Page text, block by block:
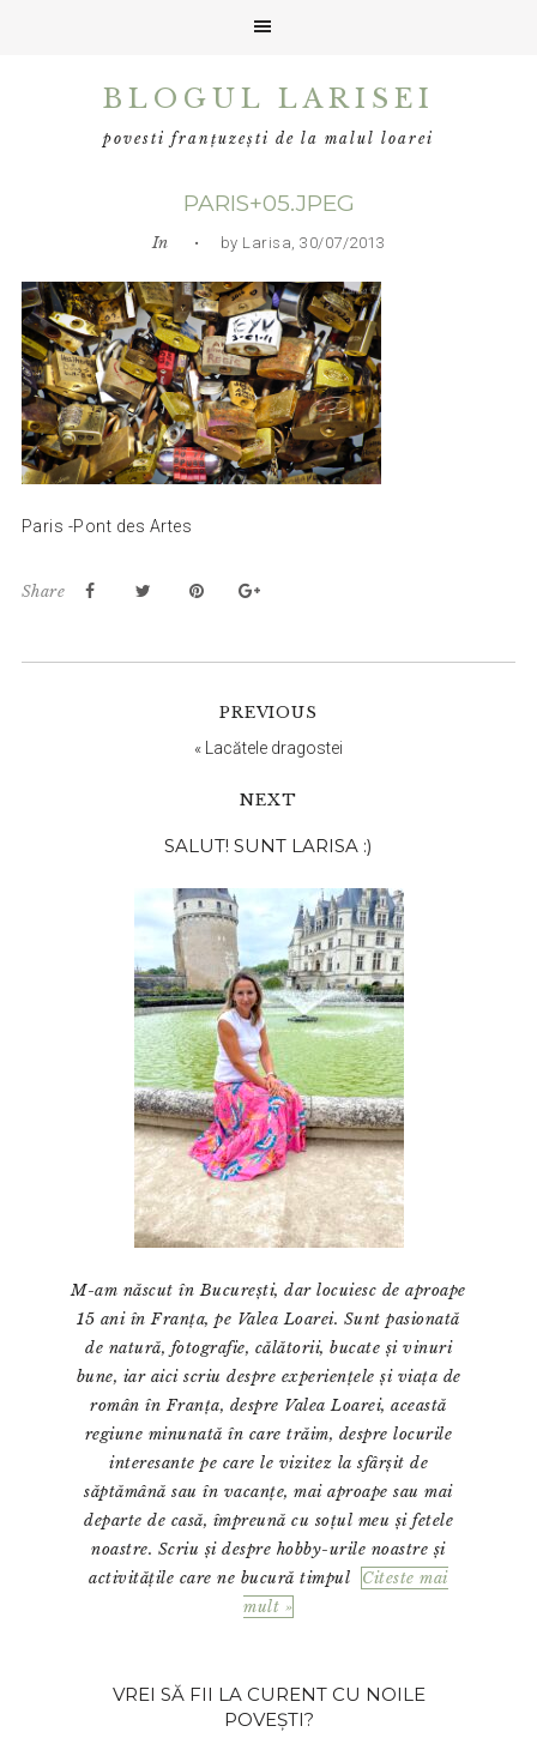
BLOGUL LARISEI
povesti franțuzești de la malul loarei
PARIS+05.JPEG
In • by Larisa, 30/07/2013
Paris -Pont des Artes
Share
PREVIOUS
« Lacătele dragostei
NEXT
principală
SALUT! SUNT LARISA :)
M-am născut în București, dar locuiesc de aproape
15 ani în Franța, pe Valea Loarei. Sunt pasionată
de natură, fotografie, călătorii, bucate și vinuri
bune, iar aici scriu despre experiențele și viața de
român în Franța, despre Valea Loarei, această
regiune minunată în care trăim, despre locurile
interesante pe care le vizitez la sfârșit de
săptămână sau în vacanțe, mai aproape sau mai
departe de casă, împreună cu soțul meu și fetele
noastre. Scriu și despre hobby-urile noastre și
activitățile care ne bucură timpul
Citeste mai
mult »
VREI SĂ FII LA CURENT CU NOILE
POVEȘTI?